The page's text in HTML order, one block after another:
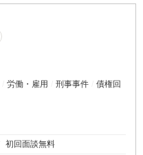
労働・雇用 刑事事件
債権回
初回面談無料